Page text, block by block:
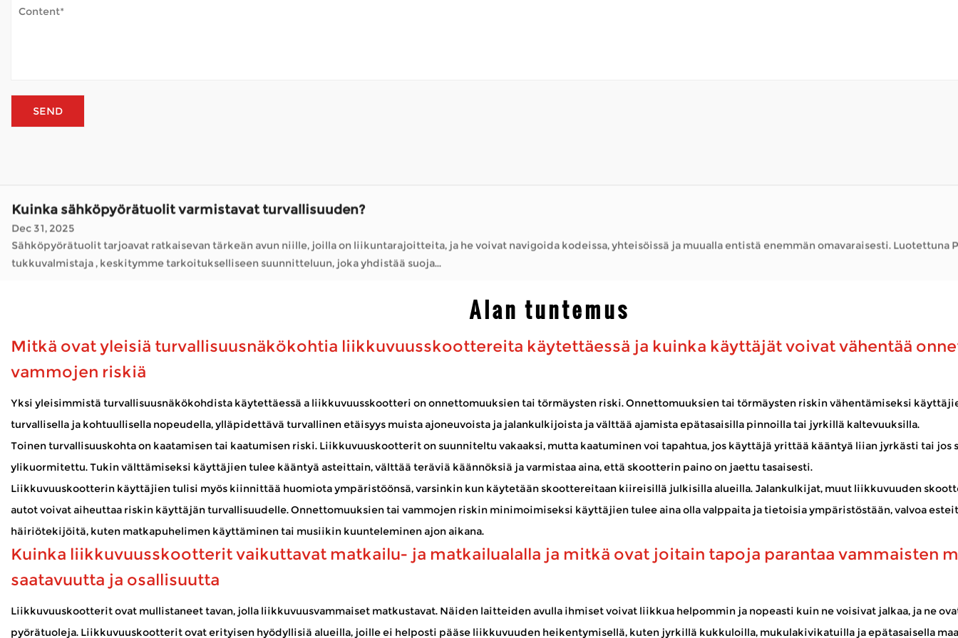
Dec 31, 2025
Sähköpyörätuolit ovat muuttaneet sitä, kuinka monet ihmiset liikkuvat päiviensä aikana. Kuten a Pyörätuolin tukkuvalmistaja , yritykset, kuten liikkuvuusratkaisuihin erikoistuneet yritykset, tarjoavat tapoja
hoitaa asioita, käydä ystävien luona tai vain nauttia ulkoilma-ajasta ilman...
Kuinka sähköpyörätuolit varmistavat turvallisuuden?
Dec 31, 2025
Sähköpyörätuolit tarjoavat ratkaisevan tärkeän avun niille, joilla on liikuntarajoitteita, ja he voivat navigoida kodeissa, yhteisöissä ja muualla entistä enemmän omavaraisesti. Luotettuna Pyörätuolin
tukkuvalmistaja , keskitymme tarkoitukselliseen suunnitteluun, joka yhdistää suoja...
Sähköpyörätuolit ovat muuttaneet sitä, kuinka monet ihmiset liikkuvat päiviensä aikana. Kuten a Pyörätuolin tukkuvalmistaja , yritykset, kuten liikkuvuusratkaisuihin erikoistuneet yritykset, tarjoavat tapoja
Kuinka Mobility Scooter kestää ulkosää?
Jan 02, 2026
raitista ilmaa – ilman jatkuvaa väsymystä. Kun skootteria käytetään säännöllises...
Kuinka sähköpyörätuolit varmistavat turvallisuuden?
Dec 31, 2025
Sähköpyörätuolit tarjoavat ratkaisevan tärkeän avun niille, joilla on liikuntarajoitteita, ja he voivat navigoida kodeissa, yhteisöissä ja muualla entistä enemmän omavaraisesti. Luotettuna Pyörätuolin
tukkuvalmistaja , keskitymme tarkoitukselliseen suunnitteluun, joka yhdistää suoja...
Alan tuntemus
Mitkä ovat yleisiä turvallisuusnäkökohtia liikkuvuusskoottereita käytettäessä ja kuinka käyttäjät voivat vähentää
vammojen riskiä
Yksi yleisimmistä turvallisuusnäkökohdista käytettäessä a liikkuvuusskootteri on onnettomuuksien tai törmäysten riski. Onnettomuuksien tai törmäysten riskin vähentämiseksi
turvallisella ja kohtuullisella nopeudella, ylläpidettävä turvallinen etäisyys muista ajoneuvoista ja jalankulkijoista ja välttää ajamista epätasaisilla pinnoilla tai jyrkillä kaltevuuksilla.
Toinen turvallisuuskohta on kaatamisen tai kaatumisen riski. Liikkuvuuskootterit on suunniteltu vakaaksi, mutta kaatuminen voi tapahtua, jos käyttäjä yrittää kääntyä liian jyrkästi tai jos
ylikuormitettu. Tukin välttämiseksi käyttäjien tulee kääntyä asteittain, välttää teräviä käännöksiä ja varmistaa aina, että skootterin paino on jaettu tasaisesti.
Liikkuvuuskootterin käyttäjien tulisi myös kiinnittää huomiota ympäristöönsä, varsinkin kun käytetään skoottereitaan kiireisillä julkisilla alueilla. Jalankulkijat, muut liikkuvuuden
autot voivat aiheuttaa riskin käyttäjän turvallisuudelle. Onnettomuuksien tai vammojen riskin minimoimiseksi käyttäjien tulee aina olla valppaita ja tietoisia ympäristöstään, valvoa
häiriötekijöitä, kuten matkapuhelimen käyttäminen tai musiikin kuunteleminen ajon aikana.
Kuinka liikkuvuusskootterit vaikuttavat matkailu- ja matkailualalla ja mitkä ovat joitain tapoja parantaa vammaisten
saatavuutta ja osallisuutta
Liikkuvuuskootterit ovat mullistaneet tavan, jolla liikkuvuusvammaiset matkustavat. Näiden laitteiden avulla ihmiset voivat liikkua helpommin ja nopeasti kuin ne voisivat jalkaa, ja ne
pyörätuoleja. Liikkuvuuskootterit ovat erityisen hyödyllisiä alueilla, joille ei helposti pääse liikkuvuuden heikentymisellä, kuten jyrkillä kukkuloilla, mukulakivikatuilla ja epätasaisella